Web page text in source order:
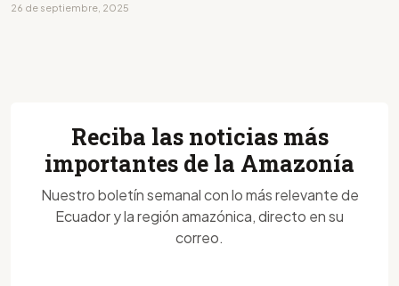
26 de septiembre, 2025
Reciba las noticias más
importantes de la Amazonía
Nuestro boletín semanal con lo más relevante de
Ecuador y la región amazónica, directo en su
correo.